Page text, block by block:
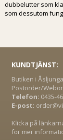
dubbelutter som
som dessutom
KUNDTJÄNST:
Butiken i
Postorder/
Telefon: 0435-
E-post:
Klicka på
för mer